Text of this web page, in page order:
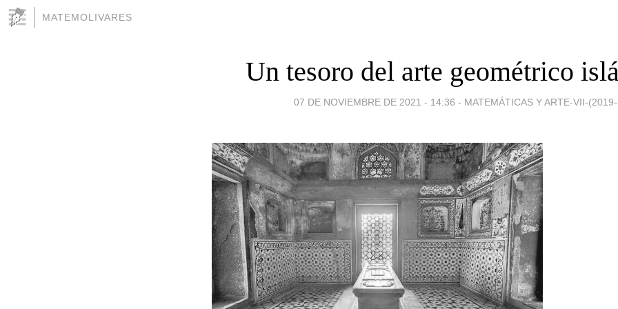
MATEMOLIVARES
Un tesoro del arte geométrico
07 DE NOVIEMBRE DE 2021 - 14:36 - MATEMÁTICAS Y ARTE-VII-